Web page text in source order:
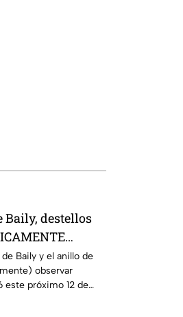
Baily, destellos
2026 del 12 de
Baily y el anillo de
observar
este próximo 12 de